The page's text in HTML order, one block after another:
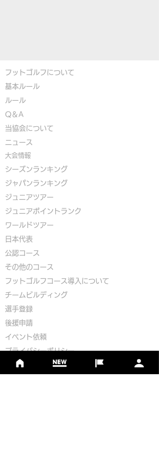
フットゴルフについて
基本ルール
ルール
Q＆A
​当協会について
​ニュース
大会情報
シーズンランキング
ジャパンランキング
ジュニアツアー
ジュニアポイントランク
​ワールドツアー
​​日本代表
公認コース
​その他のコース
​ フットゴルフコース導入について
​チームビルディング
選手登録​
​後援申請
​イベント依頼
プライバシーポリシー